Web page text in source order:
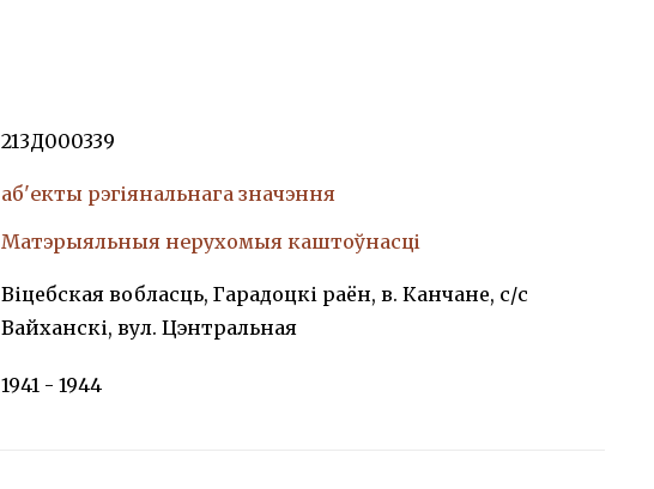
213Д000339
аб'екты рэгіянальнага значэння
Матэрыяльныя нерухомыя каштоўнасці
Віцебская вобласць, Гарадоцкі раён, в. Канчане, с/с
Вайханскі, вул. Цэнтральная
1941 - 1944